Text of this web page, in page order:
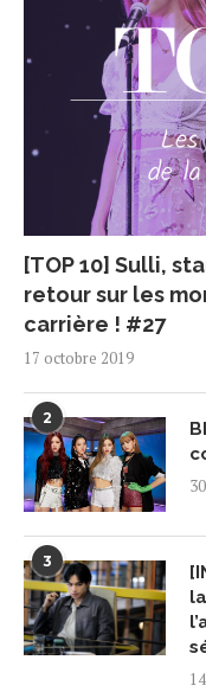
[TOP 10] Sulli,
retour sur les
carrière ! #27
17 octobre 2019
2
3